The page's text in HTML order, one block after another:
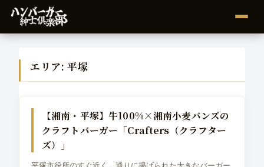
エリア:平塚
【湘南・平塚】牛100%×湘南小麦バンズの
クラフトバーガー「Crafters（クラフター
ズ）」